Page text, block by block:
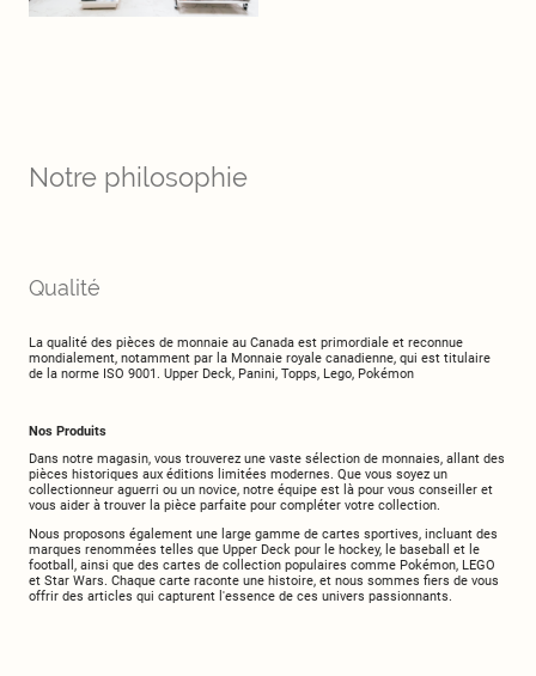
Notre philosophie
Qualité
La qualité des pièces de monnaie au Canada est primordiale et reconnue
mondialement, notamment par la Monnaie royale canadienne, qui est titulaire
de la norme ISO 9001. Upper Deck, Panini, Topps, Lego, Pokémon
Nos Produits
Dans notre magasin, vous trouverez une vaste sélection de monnaies, allant des
pièces historiques aux éditions limitées modernes. Que vous soyez un
collectionneur aguerri ou un novice, notre équipe est là pour vous conseiller et
vous aider à trouver la pièce parfaite pour compléter votre collection.
Nous proposons également une large gamme de cartes sportives, incluant des
marques renommées telles que Upper Deck pour le hockey, le baseball et le
football, ainsi que des cartes de collection populaires comme Pokémon, LEGO
et Star Wars. Chaque carte raconte une histoire, et nous sommes fiers de vous
offrir des articles qui capturent l'essence de ces univers passionnants.